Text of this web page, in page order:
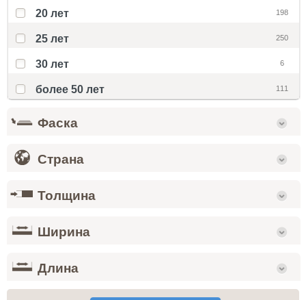
20 лет 198
25 лет 250
30 лет 6
более 50 лет 111
Фаска
Страна
Толщина
Ширина
Длина